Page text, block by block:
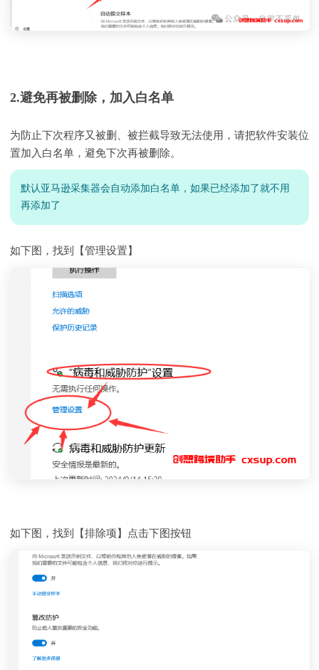
2.避免再被删除，加入白名单
为防止下次程序又被删、被拦截导致无法使用，请把软件安装位
置加入白名单，避免下次再被删除。
默认亚马逊采集器会自动添加白名单，如果已经添加了就不用
再添加了
如下图，找到【管理设置】
如下图，找到【排除项】点击下图按钮